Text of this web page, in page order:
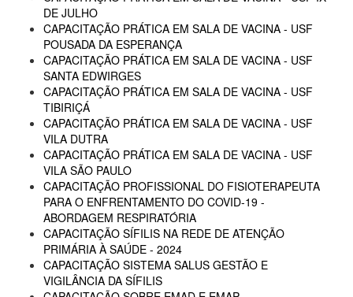
DE JULHO
CAPACITAÇÃO PRÁTICA EM SALA DE VACINA - USF
POUSADA DA ESPERANÇA
CAPACITAÇÃO PRÁTICA EM SALA DE VACINA - USF
SANTA EDWIRGES
CAPACITAÇÃO PRÁTICA EM SALA DE VACINA - USF
TIBIRIÇÁ
CAPACITAÇÃO PRÁTICA EM SALA DE VACINA - USF
VILA DUTRA
CAPACITAÇÃO PRÁTICA EM SALA DE VACINA - USF
VILA SÃO PAULO
CAPACITAÇÃO PROFISSIONAL DO FISIOTERAPEUTA
PARA O ENFRENTAMENTO DO COVID-19 -
ABORDAGEM RESPIRATÓRIA
CAPACITAÇÃO SÍFILIS NA REDE DE ATENÇÃO
PRIMÁRIA À SAÚDE - 2024
CAPACITAÇÃO SISTEMA SALUS GESTÃO E
VIGILÂNCIA DA SÍFILIS